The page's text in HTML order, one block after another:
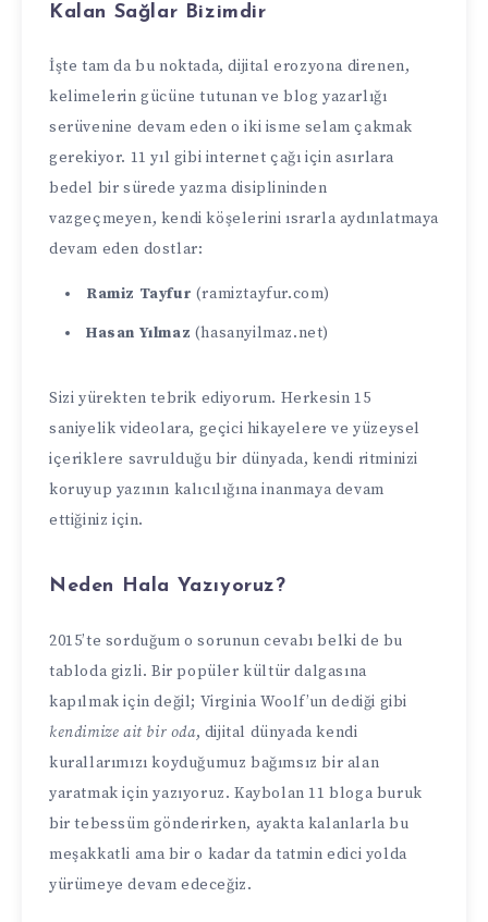
Kalan Sağlar Bizimdir
İşte tam da bu noktada, dijital erozyona direnen,
kelimelerin gücüne tutunan ve blog yazarlığı
serüvenine devam eden o iki isme selam çakmak
gerekiyor. 11 yıl gibi internet çağı için asırlara
bedel bir sürede yazma disiplininden
vazgeçmeyen, kendi köşelerini ısrarla aydınlatmaya
devam eden dostlar:
Ramiz Tayfur (ramiztayfur.com)
Hasan Yılmaz (hasanyilmaz.net)
Sizi yürekten tebrik ediyorum. Herkesin 15
saniyelik videolara, geçici hikayelere ve yüzeysel
içeriklere savrulduğu bir dünyada, kendi ritminizi
koruyup yazının kalıcılığına inanmaya devam
ettiğiniz için.
Neden Hala Yazıyoruz?
2015’te sorduğum o sorunun cevabı belki de bu
tabloda gizli. Bir popüler kültür dalgasına
kapılmak için değil; Virginia Woolf’un dediği gibi
kendimize ait bir oda, dijital dünyada kendi
kurallarımızı koyduğumuz bağımsız bir alan
yaratmak için yazıyoruz. Kaybolan 11 bloga buruk
bir tebessüm gönderirken, ayakta kalanlarla bu
meşakkatli ama bir o kadar da tatmin edici yolda
yürümeye devam edeceğiz.